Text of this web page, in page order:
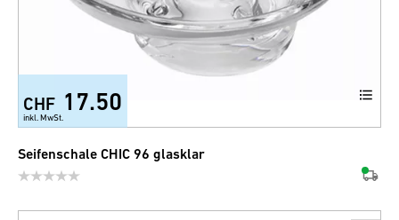
CHF 17.50
inkl. MwSt.
Seifenschale CHIC 96 glasklar